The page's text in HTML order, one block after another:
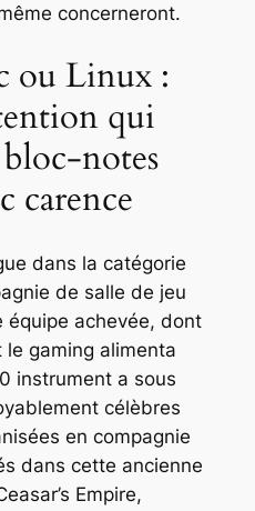
concerneront.
ou Linux :
qui
notes
carence
dans la catégorie
de salle de jeu
équipe achevée, dont
le gaming alimenta
instrument a sous
célèbres
en compagnie
dans cette ancienne
Empire,